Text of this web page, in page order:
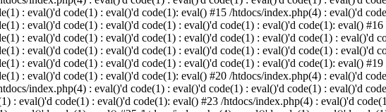
: eval()'d code(1) : eval()'d code(1): eval() #15 /htdocs/index.php(4) : eval()'d
: eval()'d code(1) : eval()'d code(1) : eval()'d code(1) : eval()'d code(1): eval()
: eval()'d code(1) : eval()'d code(1) : eval()'d code(1) : eval()'d code(1) : eval()'d
: eval()'d code(1) : eval()'d code(1) : eval()'d code(1) : eval()'d code(1) : eval()'d
: eval()'d code(1) : eval()'d code(1) : eval()'d code(1) : eval()'d code(1): eval()
: eval()'d code(1) : eval()'d code(1): eval() #20 /htdocs/index.php(4) : eval()'d
index.php(4) : eval()'d code(1) : eval()'d code(1) : eval()'d code(1) : eval()'d
: eval()'d code(1) : eval()'d code(1): eval() #23 /htdocs/index.php(4) : eval()'d